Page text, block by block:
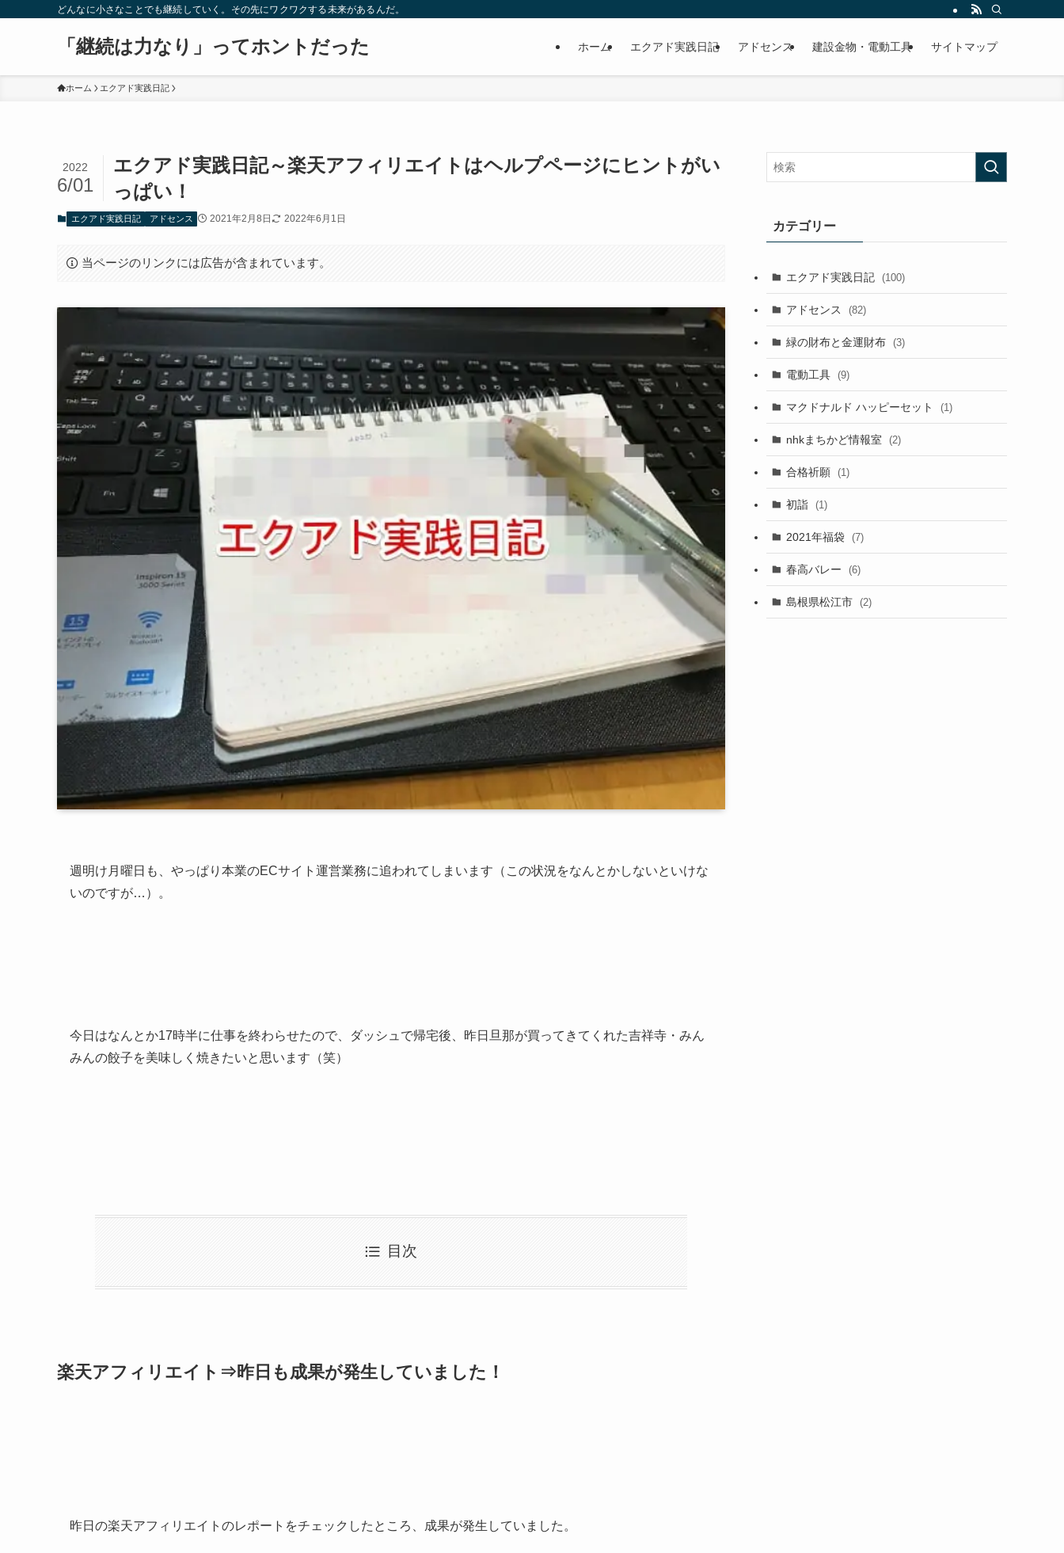
どんなに小さなことでも継続していく。その先にワクワクする未来があるんだ。
「継続は力なり」ってホントだった ホーム エクアド実践日記 アドセンス 建設金物・電動工具 サイトマップ
ホーム エクアド実践日記
エクアド実践日記～楽天アフィリエイトはヘルプページにヒントがい
っぱい！
2022
6/01
エクアド実践日記 アドセンス 2021年2月8日 2022年6月1日
当ページのリンクには広告が含まれています。
週明け月曜日も、やっぱり本業のECサイト運営業務に追われてしまいます（この状況をなんとかしないといけな
いのですが…）。
今日はなんとか17時半に仕事を終わらせたので、ダッシュで帰宅後、昨日旦那が買ってきてくれた吉祥寺・みん
みんの餃子を美味しく焼きたいと思います（笑）
目次
楽天アフィリエイト⇒昨日も成果が発生していました！
昨日の楽天アフィリエイトのレポートをチェックしたところ、成果が発生していました。
カテゴリー
エクアド実践日記 (100)
アドセンス (82)
緑の財布と金運財布 (3)
電動工具 (9)
マクドナルド ハッピーセット (1)
nhkまちかど情報室 (2)
合格祈願 (1)
初詣 (1)
2021年福袋 (7)
春高バレー (6)
島根県松江市 (2)